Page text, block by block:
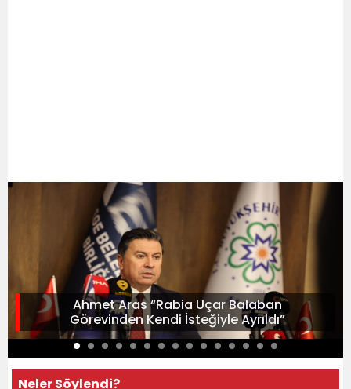
Ahmet Aras “Rabia Uçar Balaban
Görevinden Kendi İsteğiyle Ayrıldı”
Neler Söylendi?